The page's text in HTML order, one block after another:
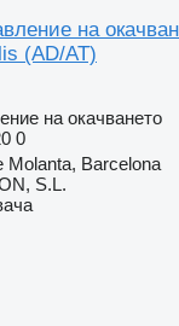
на
(AD/AT)
на окачването
0
Molanta, Barcelona
S.L.